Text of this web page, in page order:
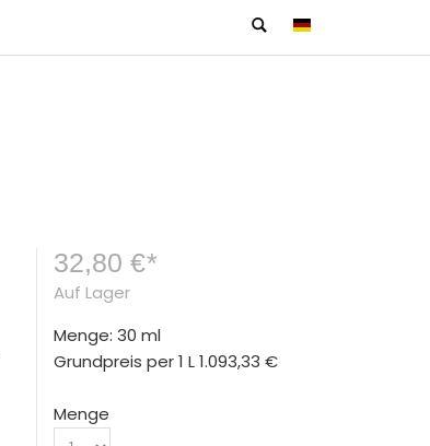
32,80 €*
Auf Lager
Menge: 30 ml
Grundpreis per 1 L1.093,33 €
Menge